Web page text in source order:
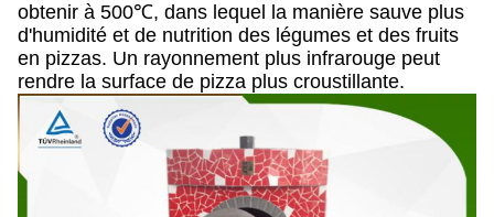
obtenir à 500℃, dans lequel la manière sauve plus
d'humidité et de nutrition des légumes et des fruits
en pizzas. Un rayonnement plus infrarouge peut
rendre la surface de pizza plus croustillante.